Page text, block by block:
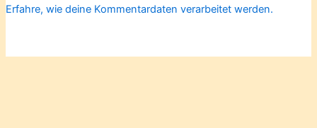
Erfahre, wie deine Kommentardaten verarbeitet werden.